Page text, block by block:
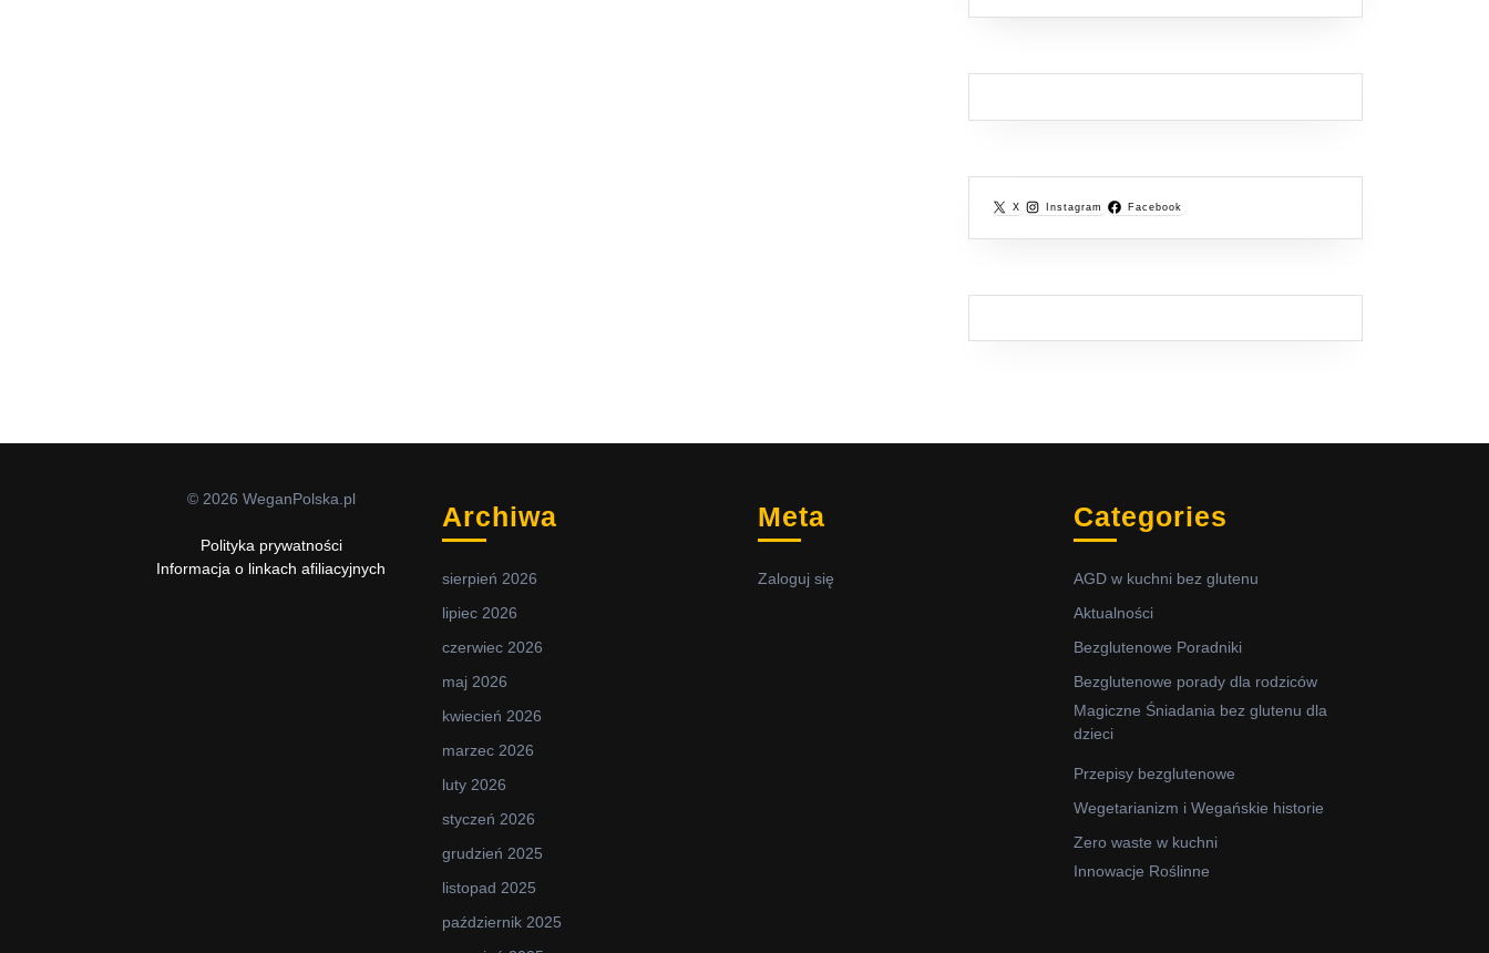
X Instagram Facebook
© 2026 WeganPolska.pl
Polityka prywatności
Informacja o linkach afiliacyjnych
Archiwa
sierpień 2026
lipiec 2026
czerwiec 2026
maj 2026
kwiecień 2026
marzec 2026
luty 2026
styczeń 2026
grudzień 2025
listopad 2025
październik 2025
Meta
Zaloguj się
Categories
AGD w kuchni bez glutenu
Aktualności
Bezglutenowe Poradniki
Bezglutenowe porady dla rodziców
Magiczne Śniadania bez glutenu dla
dzieci
Przepisy bezglutenowe
Wegetarianizm i Wegańskie historie
Zero waste w kuchni
Innowacje Roślinne